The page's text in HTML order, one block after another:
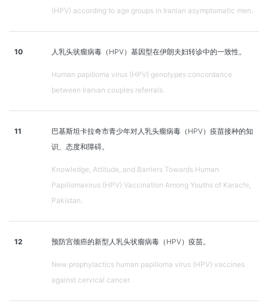
(HPV) according to age groups in Iranian asymptomatic men.
10 人乳头状瘤病毒（HPV）基因型在伊朗夫妇转诊中的一致性。
Human papilloma virus (HPV) genotypes concordance
between Iranian couples referrals.
11
巴基斯坦卡拉奇市青少年对人乳头瘤病毒（HPV）疫苗接种的知
识、态度和障碍。
Knowledge, Attitude, and Barriers Towards Human
Papillomavirus (HPV) Vaccination Among Youths of Karachi,
Pakistan.
12 预防宫颈癌的新型人乳头状瘤病毒（HPV）疫苗。
New prophylactics human papilloma virus (HPV) vaccines
against cervical cancer.